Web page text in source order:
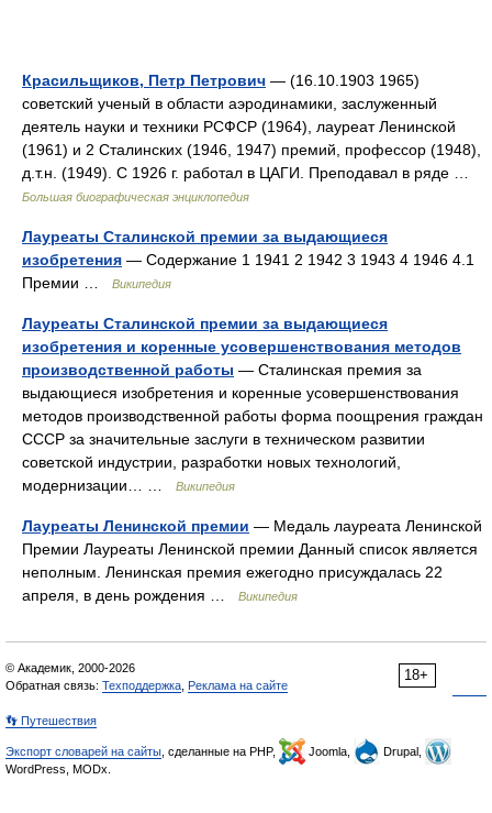
Красильщиков, Петр Петрович — (16.10.1903 1965)
советский ученый в области аэродинамики, заслуженный
деятель науки и техники РСФСР (1964), лауреат Ленинской
(1961) и 2 Сталинских (1946, 1947) премий, профессор (1948),
д.т.н. (1949). С 1926 г. работал в ЦАГИ. Преподавал в ряде …
Большая биографическая энциклопедия
Лауреаты Сталинской премии за выдающиеся
изобретения — Содержание 1 1941 2 1942 3 1943 4 1946 4.1
Премии …
Википедия
Лауреаты Сталинской премии за выдающиеся
изобретения и коренные усовершенствования методов
производственной работы — Сталинская премия за
выдающиеся изобретения и коренные усовершенствования
методов производственной работы форма поощрения граждан
СССР за значительные заслуги в техническом развитии
советской индустрии, разработки новых технологий,
модернизации… …
Википедия
Лауреаты Ленинской премии — Медаль лауреата Ленинской
Премии Лауреаты Ленинской премии Данный список является
неполным. Ленинская премия ежегодно присуждалась 22
апреля, в день рождения …
Википедия
18+
© Академик, 2000-2026
Обратная связь: Техподдержка Реклама на сайте
👣 Путешествия
Экспорт словарей на сайты , сделанные на PHP, Joomla,
Drupal,
WordPress, MODx.